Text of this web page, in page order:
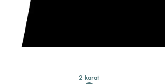
2 karat